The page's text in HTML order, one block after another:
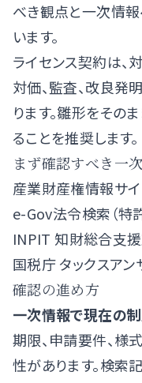
べき観点と一次情
います。
ライセンス契約は、
対価、監査、改良発
ります。雛形をその
ることを推奨します。
まず確認すべき一
産業財産権情報サイ
e-Gov法令検索（特
INPIT 知財総合支
国税庁 タックスアン
確認の進め方
一次情報で現在の制
期限、申請要件、様
性があります。検索